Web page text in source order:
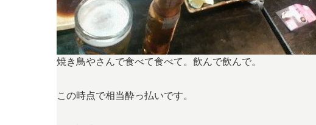
焼き鳥やさんで食べて食べて。飲んで飲んで。
この時点で相当酔っ払いです。